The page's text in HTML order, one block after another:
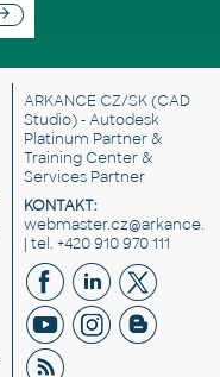
ARKANCE CZ/SK(CAD
Studio) - Autodesk
Platinum Partner &
Training Center &
Services Partner
KONTAKT:
| tel. +420 910 970 111